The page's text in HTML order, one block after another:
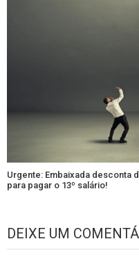
Urgente: Embaixada desconta
para pagar o 13º salário!
DEIXE UM